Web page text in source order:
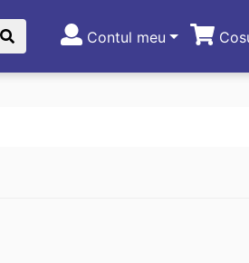
Contul meu